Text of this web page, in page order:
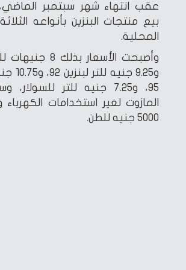
عقب انتهاء شهر سبتمبر
بيع منتجات البنزين بأنواعه
المحلية.
و9.25
95، و7.25 جنيه للتر
المازوت لغير استخدامات الكهرباء
5000 جنيه للطن.